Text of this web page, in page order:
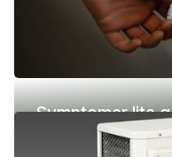
Symptomer lite